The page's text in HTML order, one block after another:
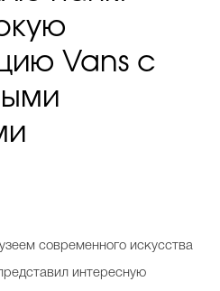
Vans с
современного искусства
интересную